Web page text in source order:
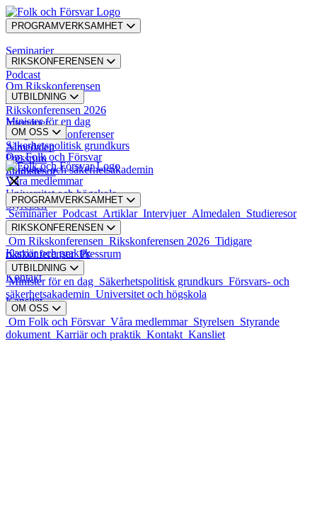
PROGRAMVERKSAMHET
Seminarier
Podcast
Artiklar
Intervjuer
Almedalen
Studieresor
RIKSKONFERENSEN
Om Rikskonferensen
Rikskonferensen 2026
Tidigare rikskonferenser
Pressrum
UTBILDNING
Minister för en dag
Säkerhetspolitisk grundkurs
Försvars- och säkerhetsakademin
Universitet och högskola
OM OSS
Om Folk och Försvar
Våra medlemmar
Styrelsen
Styrande dokument
Karriär och praktik
Kontakt
Kansliet
PROGRAMVERKSAMHET
Seminarier Podcast Artiklar Intervjuer Almedalen Studieresor
RIKSKONFERENSEN
Om Rikskonferensen Rikskonferensen 2026 Tidigare
rikskonferenserPressrum
UTBILDNING
Minister för en dag Säkerhetspolitisk grundkurs Försvars- och
säkerhetsakademin Universitet och högskola
OM OSS
Om Folk och Försvar Våra medlemmar Styrelsen Styrande
dokument Karriär och praktik Kontakt Kansliet